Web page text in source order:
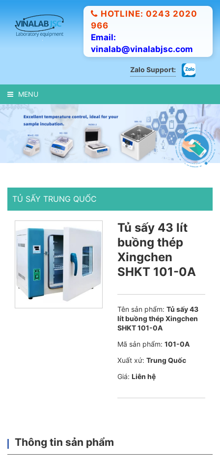
HOTLINE: 0243 2020
966
Email:
vinalab@vinalabjsc.com
Zalo Support:
MENU
TỦ SẤY TRUNG QUỐC
Tủ sấy 43 lít
buồng thép
Xingchen
SHKT 101-0A
Tên sản phẩm: Tủ sấy 43
lít buồng thép Xingchen
SHKT 101-0A
Mã sản phẩm: 101-0A
Xuất xứ: Trung Quốc
Giá: Liên hệ
Thông tin sản phẩm